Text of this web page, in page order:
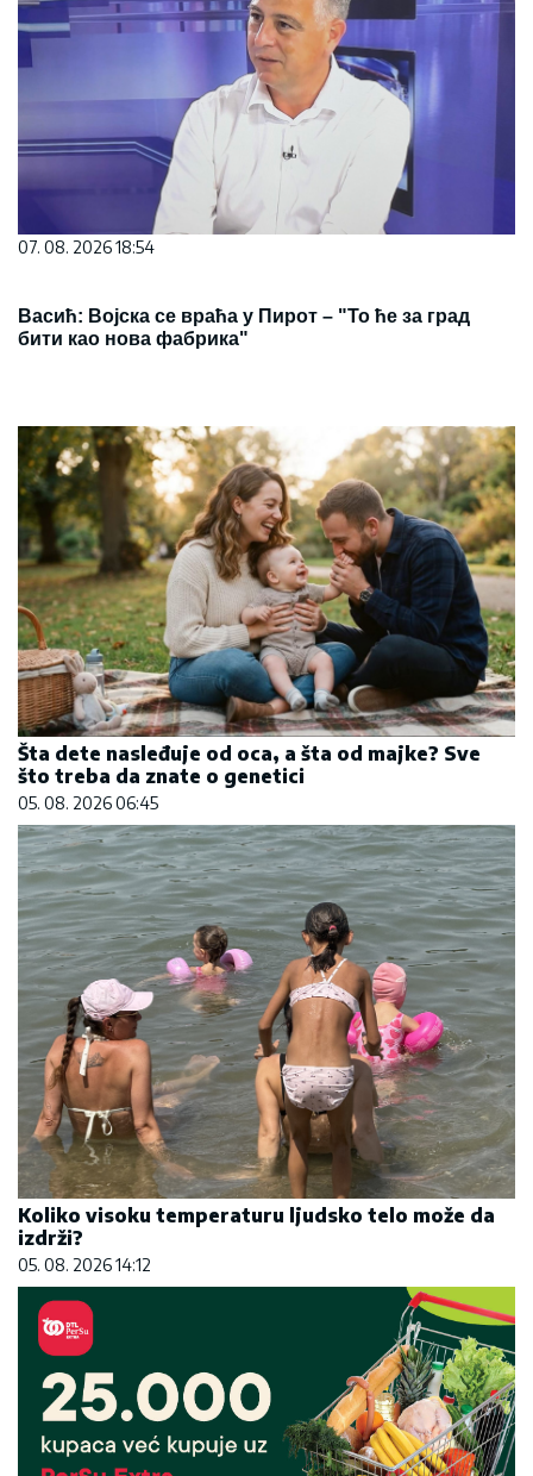
07. 08. 2026 18:54
Васић: Војска се враћа у Пирот – "То ће за град
бити као нова фабрика"
Šta dete nasleđuje od oca, a šta od majke? Sve
što treba da znate o genetici
05. 08. 2026 06:45
Koliko visoku temperaturu ljudsko telo može da
izdrži?
05. 08. 2026 14:12